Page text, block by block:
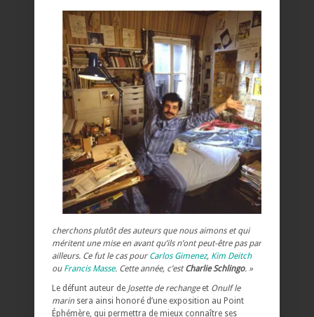
cherchons plutôt des auteurs que nous aimons et qui
méritent une mise en avant qu’ils n’ont peut-être pas par
ailleurs. Ce fut le cas pour Carlos Gimenez, Kim Deitch
ou Francis Masse. Cette année, c’estCharlie Schlingo. »
Le défunt auteur de Josette de rechangeet Onulf le
marinsera ainsi honoré d’une exposition au Point
Éphémère, qui permettra de mieux connaître ses